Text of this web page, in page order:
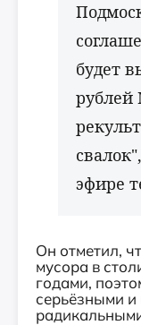
будет
рублей
эфире
Он отметил,
мусора в
годами,
серьёзными